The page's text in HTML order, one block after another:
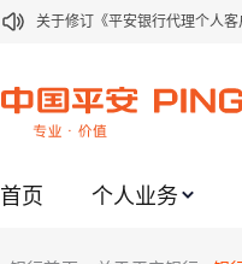
关于2021年劳动节期间代理贵
关于加强代理贵金属业务风险防
关于进一步加强代理贵金属业务
首页 个人业务